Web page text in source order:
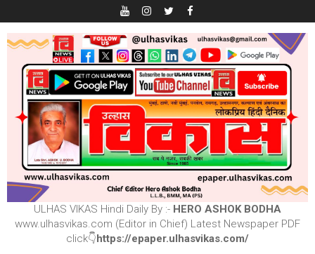
ULHAS VIKAS Hindi Daily By :- HERO ASHOK BODHA
www.ulhasvikas.com (Editor in Chief) Latest Newspaper PDF
click👇https://epaper.ulhasvikas.com/